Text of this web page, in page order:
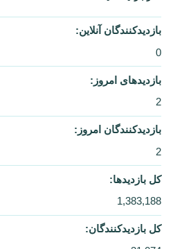
بازدیدکنندگان آنلاین:
0
بازدیدهای امروز:
2
بازدیدکنندگان امروز:
2
کل بازدیدها:
1,383,188
کل بازدیدکنند‌گان: